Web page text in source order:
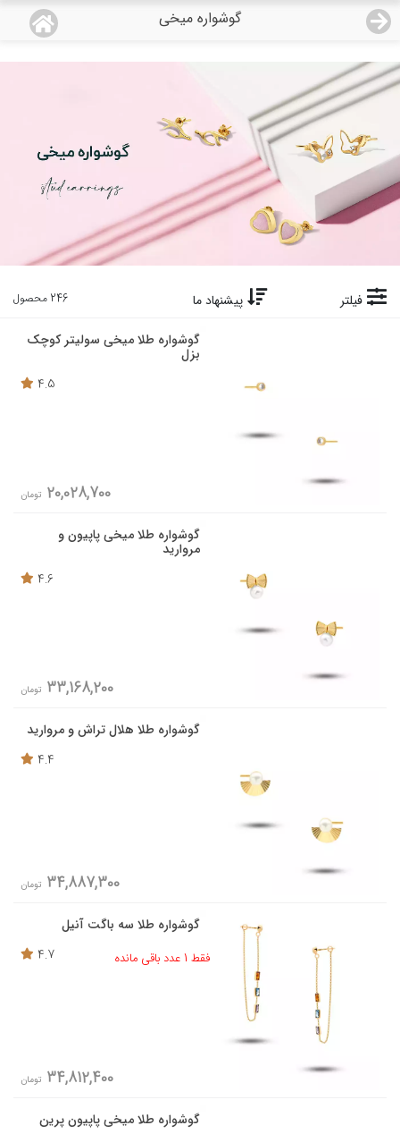
گوشواره میخی
منو
صفحه اصلی
دسته بندی محصولات
نمایندگی ها
درباره ما
فیلتر پیشنهاد ما 246 محصول
گوشواره طلا میخی سولیتر کوچک
بزل
4.5
20,028,700 تومان
گوشواره طلا میخی پاپیون و
مروارید
4.6
33,168,200 تومان
گوشواره طلا هلال تراش و مروارید
4.4
34,887,300 تومان
گوشواره طلا سه باگت آنیل
فقط 1 عدد باقی مانده
4.7
34,812,400 تومان
گوشواره طلا میخی پاپیون پرین